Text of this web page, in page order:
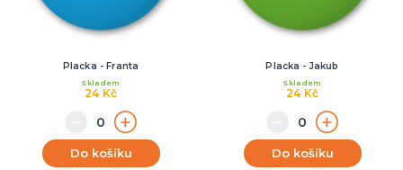
Placka - Franta
24 Kč
Skladem
Do košíku
Placka - Jakub
24 Kč
Skladem
Do košíku